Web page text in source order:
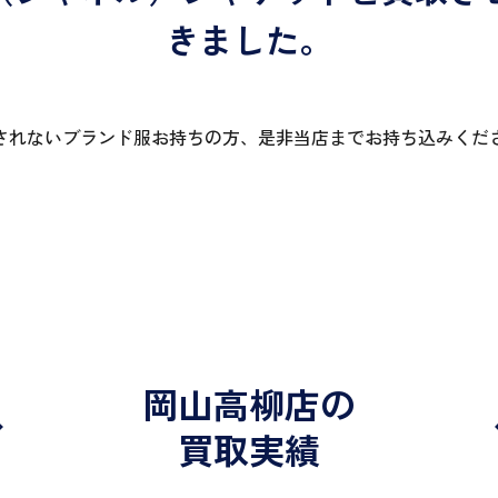
きました。
れないブランド服お持ちの方、是非当店までお持ち込みくだ
岡山高柳店の
買取実績